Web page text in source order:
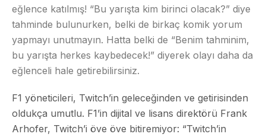
eğlence katılmış! “Bu yarışta kim birinci olacak?” diye
tahminde bulunurken, belki de birkaç komik yorum
yapmayı unutmayın. Hatta belki de “Benim tahminim,
bu yarışta herkes kaybedecek!” diyerek olayı daha da
eğlenceli hale getirebilirsiniz.
F1 yöneticileri, Twitch’in geleceğinden ve getirisinden
oldukça umutlu. F1’in dijital ve lisans direktörü Frank
Arhofer, Twitch’i öve öve bitiremiyor: “Twitch’in